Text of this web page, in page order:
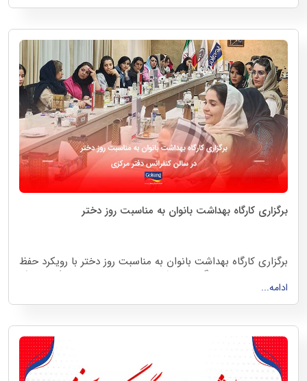
برگزاری کارگاه بهداشت بانوان به مناسبت روز دختر
برگزاری کارگاه بهداشت بانوان به مناسبت روز دختر با رویکرد حفظ
نظام سلامت، پیشگیری و شناسایی بیماری‌ها با همکاری مرکز
بهداشت صبارو در سالن کنفرانس
اردیبهشت 1404
ادامه...